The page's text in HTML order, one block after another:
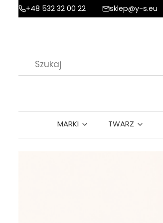
+48 532 32 00 22 sklep@y-s.eu
MARKI TWARZ